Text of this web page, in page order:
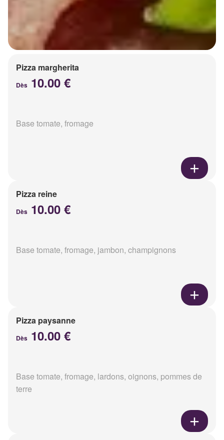
Pizza margherita
Dès 10.00 €
Base tomate, fromage
Pizza reine
Dès 10.00 €
Base tomate, fromage, jambon, champignons
Pizza paysanne
Dès 10.00 €
Base tomate, fromage, lardons, oignons, pommes de
terre